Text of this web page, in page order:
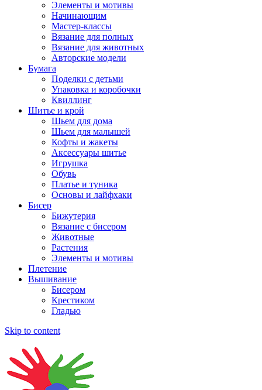
Элементы и мотивы
Начинающим
Мастер-классы
Вязание для полных
Вязание для животных
Авторские модели
Бумага
Поделки с детьми
Упаковка и коробочки
Квиллинг
Шитье и крой
Шьем для дома
Шьем для малышей
Кофты и жакеты
Аксессуары шитье
Игрушка
Обувь
Платье и туника
Основы и лайфхаки
Бисер
Бижутерия
Вязание с бисером
Животные
Растения
Элементы и мотивы
Плетение
Вышивание
Бисером
Крестиком
Гладью
Skip to content